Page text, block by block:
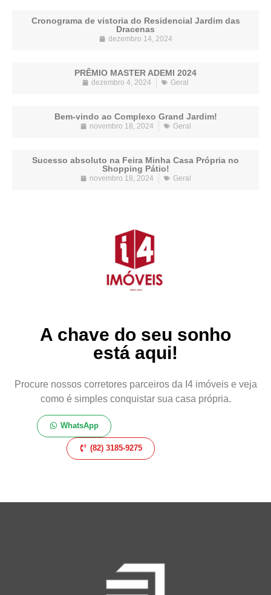
Cronograma de vistoria do Residencial Jardim das
Dracenas
dezembro 14, 2024
PRÊMIO MASTER ADEMI 2024
dezembro 4, 2024 Geral
Bem-vindo ao Complexo Grand Jardim!
novembro 18, 2024 Geral
Sucesso absoluto na Feira Minha Casa Própria no
Shopping Pátio!
novembro 18, 2024 Geral
A chave do seu sonho
está aqui!
Procure nossos corretores parceiros da I4 imóveis e veja
como é simples conquistar sua casa própria.
WhatsApp
(82) 3185-9275